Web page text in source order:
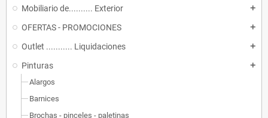
Mobiliario de.......... Exterior add
OFERTAS - PROMOCIONES add
Outlet ........... Liquidaciones add
Pinturas add
Alargos
Barnices
Brochas - pinceles - paletinas